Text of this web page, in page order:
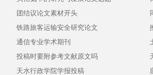
团结议论文素材开头
铁路旅客运输安全研究论文
通信专业学术期刊
投稿时要附参考文献原文吗
天水行政学院学报投稿